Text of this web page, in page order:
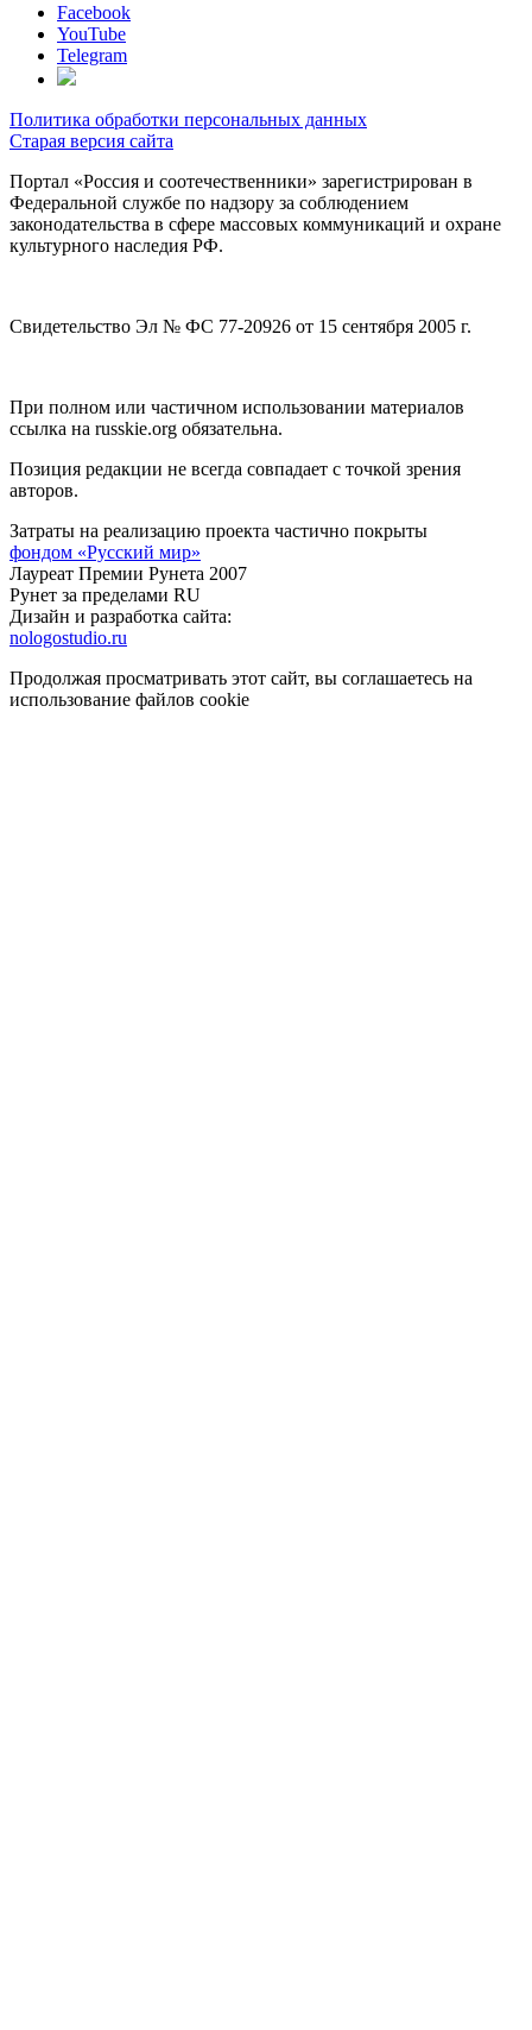
Facebook
YouTube
Telegram
Политика обработки персональных данных
Старая версия сайта
Портал «Россия и соотечественники» зарегистрирован в
Федеральной службе по надзору за соблюдением
законодательства в сфере массовых коммуникаций и охране
культурного наследия РФ.
Свидетельство Эл № ФС 77-20926 от 15 сентября 2005 г.
При полном или частичном использовании материалов
ссылка на russkie.org обязательна.
Позиция редакции не всегда совпадает с точкой зрения
авторов.
Затраты на реализацию проекта частично покрыты
фондом «Русский мир»
Лауреат Премии Рунета 2007
Рунет за пределами RU
Дизайн и разработка сайта:
nologostudio.ru
Продолжая просматривать этот сайт, вы соглашаетесь на
использование файлов cookie